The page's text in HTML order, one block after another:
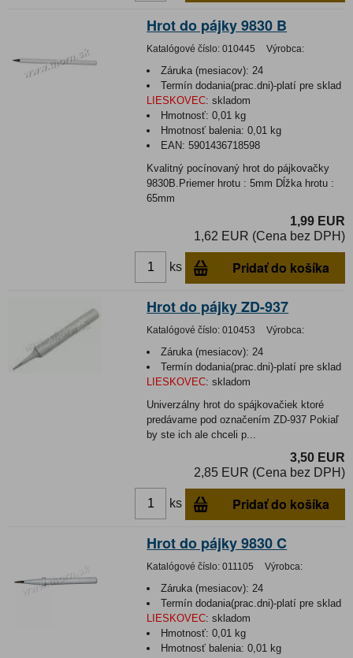
Hrot do pájky 9830 B
Katalógové číslo: 010445 Výrobca:
Záruka (mesiacov): 24
Termín dodania(prac.dni)-platí pre sklad
LIESKOVEC: skladom
Hmotnosť:0,01 kg
Hmotnosť balenia:0,01 kg
EAN:5901436718598
Kvalitný pocínovaný hrot do pájkovačky
9830B.Priemer hrotu : 5mm Dĺžka hrotu :
65mm
1,99 EUR
1,62 EUR (Cena bez DPH)
ks Pridať do košíka
Hrot do pájky ZD-937
Katalógové číslo: 010453 Výrobca:
Záruka (mesiacov): 24
Termín dodania(prac.dni)-platí pre sklad
LIESKOVEC: skladom
Univerzálny hrot do spájkovačiek ktoré
predávame pod označením ZD-937 Pokiaľ
by ste ich ale chceli p...
3,50 EUR
2,85 EUR (Cena bez DPH)
ks Pridať do košíka
Hrot do pájky 9830 C
Katalógové číslo: 011105 Výrobca:
Záruka (mesiacov): 24
Termín dodania(prac.dni)-platí pre sklad
LIESKOVEC: skladom
Hmotnosť:0,01 kg
Hmotnosť balenia:0,01 kg